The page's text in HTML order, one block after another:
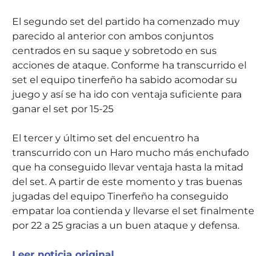
El segundo set del partido ha comenzado muy
parecido al anterior con ambos conjuntos
centrados en su saque y sobretodo en sus
acciones de ataque. Conforme ha transcurrido el
set el equipo tinerfeño ha sabido acomodar su
juego y así se ha ido con ventaja suficiente para
ganar el set por 15-25
El tercer y último set del encuentro ha
transcurrido con un Haro mucho más enchufado
que ha conseguido llevar ventaja hasta la mitad
del set. A partir de este momento y tras buenas
jugadas del equipo Tinerfeño ha conseguido
empatar loa contienda y llevarse el set finalmente
por 22 a 25 gracias a un buen ataque y defensa.